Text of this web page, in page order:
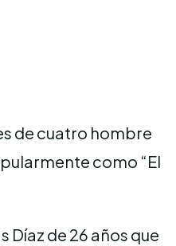
de cuatro hombre
como “El
de 26 años que